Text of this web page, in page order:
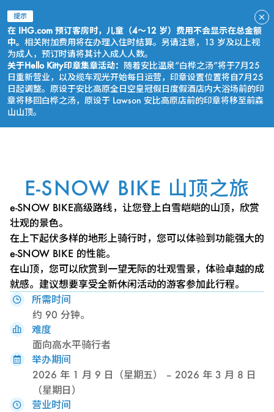
提示
在 IHG.com 预订客房时，儿童（4～12 岁）费用不会显示在总金额
中。 相关附加费用将在办理入住时结算。另请注意，13 岁及以上视
为成人，预订时请将其计入成人人数。
关于Hello Kitty印章集章活动： 随着安比温泉“白桦之汤”将于7月25
日重新营业，以及缆车观光开始每日运营，印章设置位置将自7月25
日起调整。原设于安比高原全日空皇冠假日度假酒店内大浴场前的印
章将移回白桦之汤，原设于 Lawson 安比高原店前的印章将移至前森
山山顶。
E-SNOW BIKE 山顶之旅
e-SNOW BIKE高级路线，让您登上白雪皑皑的山顶，欣赏
壮观的景色。
在上下起伏多样的地形上骑行时，您可以体验到功能强大的
e-SNOW BIKE 的性能。
在山顶，您可以欣赏到一望无际的壮观雪景，体验卓越的成
就感。建议想要享受全新休闲活动的游客参加此行程。
所需时间
约 90 分钟。
难度
面向高水平骑行者
举办期间
2026 年 1 月 9 日（星期五） – 2026 年 3 月 8 日
（星期日）
营业时间